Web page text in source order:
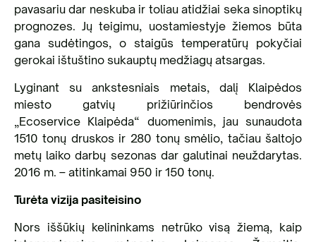
pavasariu dar neskuba ir toliau atidžiai seka sinoptikų
prognozes. Jų teigimu, uostamiestyje žiemos būta
gana sudėtingos, o staigūs temperatūrų pokyčiai
gerokai ištuštino sukauptų medžiagų atsargas.
Lyginant su ankstesniais metais, dalį Klaipėdos
miesto gatvių prižiūrinčios bendrovės
„Ecoservice Klaipėda“ duomenimis, jau sunaudota
1510 tonų druskos ir 280 tonų smėlio, tačiau šaltojo
metų laiko darbų sezonas dar galutinai neuždarytas.
2016 m. – atitinkamai 950 ir 150 tonų.
Turėta vizija pasiteisino
Nors iššūkių kelininkams netrūko visą žiemą, kaip